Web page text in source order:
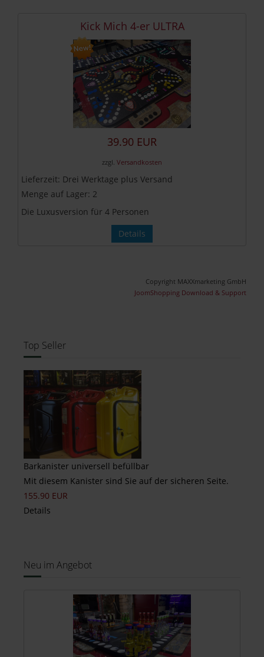
Kick Mich 4-er ULTRA
39.90 EUR
zzgl. Versandkosten
Lieferzeit: Drei Werktage plus Versand
Menge auf Lager: 2
Die Luxusversion für 4 Personen
Details
Copyright MAXXmarketing GmbH
JoomShopping Download & Support
Top Seller
Barkanister universell befüllbar
Mit diesem Kanister sind Sie auf der sicheren Seite.
155.90 EUR
Details
Neu im Angebot